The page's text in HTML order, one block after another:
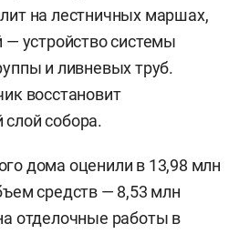
на лестничных маршах,
устройство системы
и ливневых труб.
восстановит
собора.
дома оценили в 13,98 млн
средств — 8,53 млн
отделочные работы в